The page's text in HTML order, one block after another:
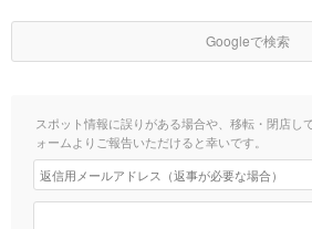
Googleで検索
スポット情報に誤りがある場合や、移転・閉店し
ォームよりご報告いただけると幸いです。